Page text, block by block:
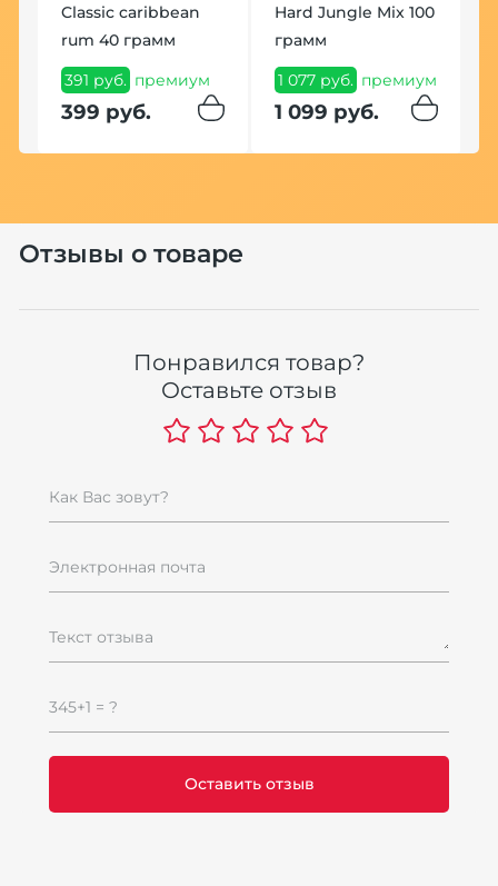
Classic caribbean
rum 40 грамм
391 руб. премиум
399 руб.
Hard Jungle Mix 100
грамм
1 077 руб. премиум
1 099 руб.
Отзывы о товаре
Понравился товар?
Оставьте отзыв
Как Вас зовут?
Электронная почта
Текст отзыва
345+1 = ?